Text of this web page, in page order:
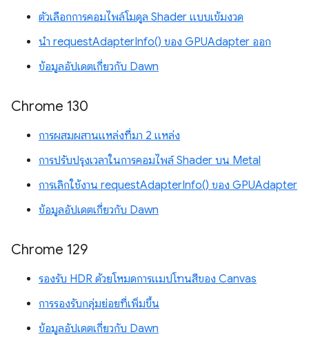
ตัวเลือกการคอมไพล์โมดูล Shader แบบเข้มงวด
นำ requestAdapterInfo() ของ GPUAdapter ออก
ข้อมูลอัปเดตเกี่ยวกับ Dawn
Chrome 130
การผสมผสานแหล่งที่มา 2 แหล่ง
การปรับปรุงเวลาในการคอมไพล์ Shader บน Metal
การเลิกใช้งาน requestAdapterInfo() ของ GPUAdapter
ข้อมูลอัปเดตเกี่ยวกับ Dawn
Chrome 129
รองรับ HDR ด้วยโหมดการแมปโทนสีของ Canvas
การรองรับกลุ่มย่อยที่เพิ่มขึ้น
ข้อมูลอัปเดตเกี่ยวกับ Dawn